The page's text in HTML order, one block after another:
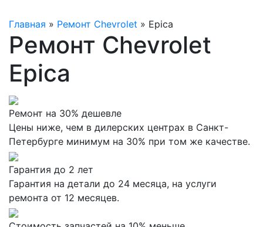
Главная » Ремонт Chevrolet » Epica
Ремонт Chevrolet
Epica
Ремонт на 30% дешевле
Цены ниже, чем в дилерских центрах в Санкт-
Петербурге минимум на 30% при том же качестве.
Гарантия до 2 лет
Гарантия на детали до 24 месяца, на услуги
ремонта от 12 месяцев.